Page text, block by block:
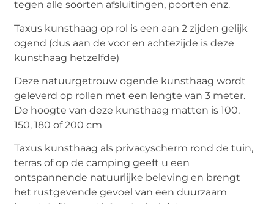
tegen alle soorten afsluitingen, poorten enz.
Taxus kunsthaag op rol is een aan 2 zijden gelijk
ogend (dus aan de voor en achtezijde is deze
kunsthaag hetzelfde)
Deze natuurgetrouw ogende kunsthaag wordt
geleverd op rollen met een lengte van 3 meter.
De hoogte van deze kunsthaag matten is 100,
150, 180 of 200 cm
Taxus kunsthaag als privacyscherm rond de tuin,
terras of op de camping geeft u een
ontspannende natuurlijke beleving en brengt
het rustgevende gevoel van een duurzaam